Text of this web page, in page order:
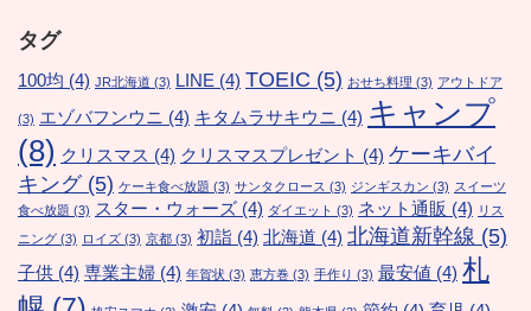
タグ
100均 (4) JR北海道 (3) LINE (4) TOEIC (5) おせち料理 (3) アウトドア
(3) エゾバフンウニ (4) キタムラサキウニ (4) キャンプ
(8) クリスマス (4) クリスマスプレゼント (4) ケーキバイ
キング(5) ケーキ食べ放題 (3) サンタクロース (3) ジンギスカン (3) スイーツ
食べ放題 (3) スター・ウォーズ (4) ダイエット (3) ネット通販 (4) リス
ニング (3) ロイズ (3) 京都 (3) 初詣 (4) 北海道 (4) 北海道新幹線 (5)
子供 (4) 専業主婦 (4) 年賀状 (3) 恵方巻 (3) 手作り (3) 最安値 (4) 札